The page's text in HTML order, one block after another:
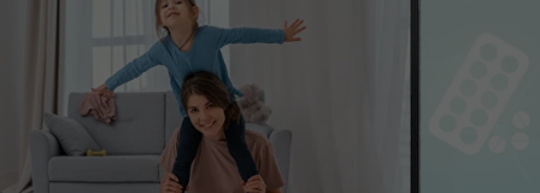
Стать партнером